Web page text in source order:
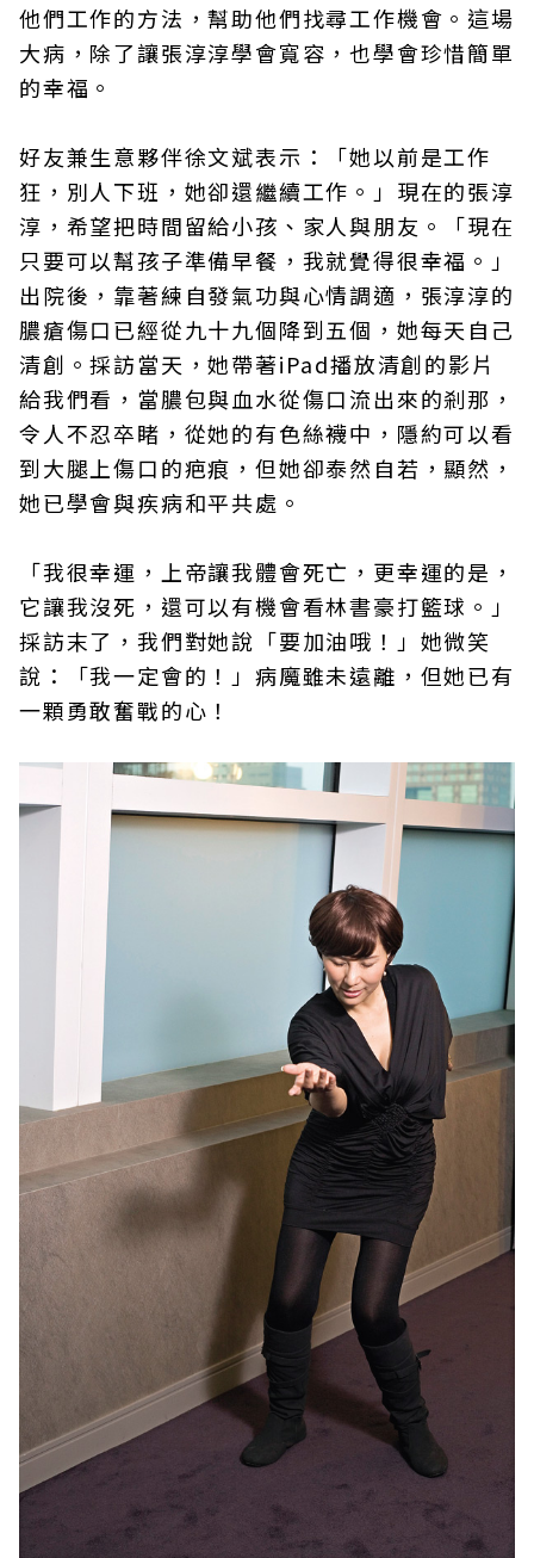
他們工作的方法，幫助他們找尋工作機會。這場
大病，除了讓張淳淳學會寬容，也學會珍惜簡單
的幸福。
好友兼生意夥伴徐文斌表示：「她以前是工作
狂，別人下班，她卻還繼續工作。」現在的張淳
淳，希望把時間留給小孩、家人與朋友。「現在
只要可以幫孩子準備早餐，我就覺得很幸福。」
出院後，靠著練自發氣功與心情調適，張淳淳的
膿瘡傷口已經從九十九個降到五個，她每天自己
清創。採訪當天，她帶著iPad播放清創的影片
給我們看，當膿包與血水從傷口流出來的剎那，
令人不忍卒睹，從她的有色絲襪中，隱約可以看
到大腿上傷口的疤痕，但她卻泰然自若，顯然，
她已學會與疾病和平共處。
「我很幸運，上帝讓我體會死亡，更幸運的是，
它讓我沒死，還可以有機會看林書豪打籃球。」
採訪末了，我們對她說「要加油哦！」她微笑
說：「我一定會的！」病魔雖未遠離，但她已有
一顆勇敢奮戰的心！